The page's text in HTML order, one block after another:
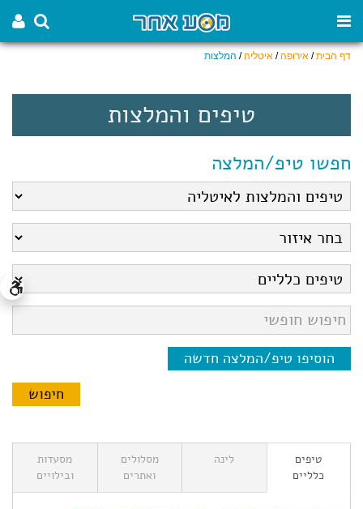
דף הבית/ אירופה/ איטליה/ המלצות
טיפים והמלצות
חפשו טיפ/המלצה
הוסיפו טיפ/המלצה חדשה
טיפים
כלליים
לינה
מסלולים
ואתרים
מסעדות
ובילויים